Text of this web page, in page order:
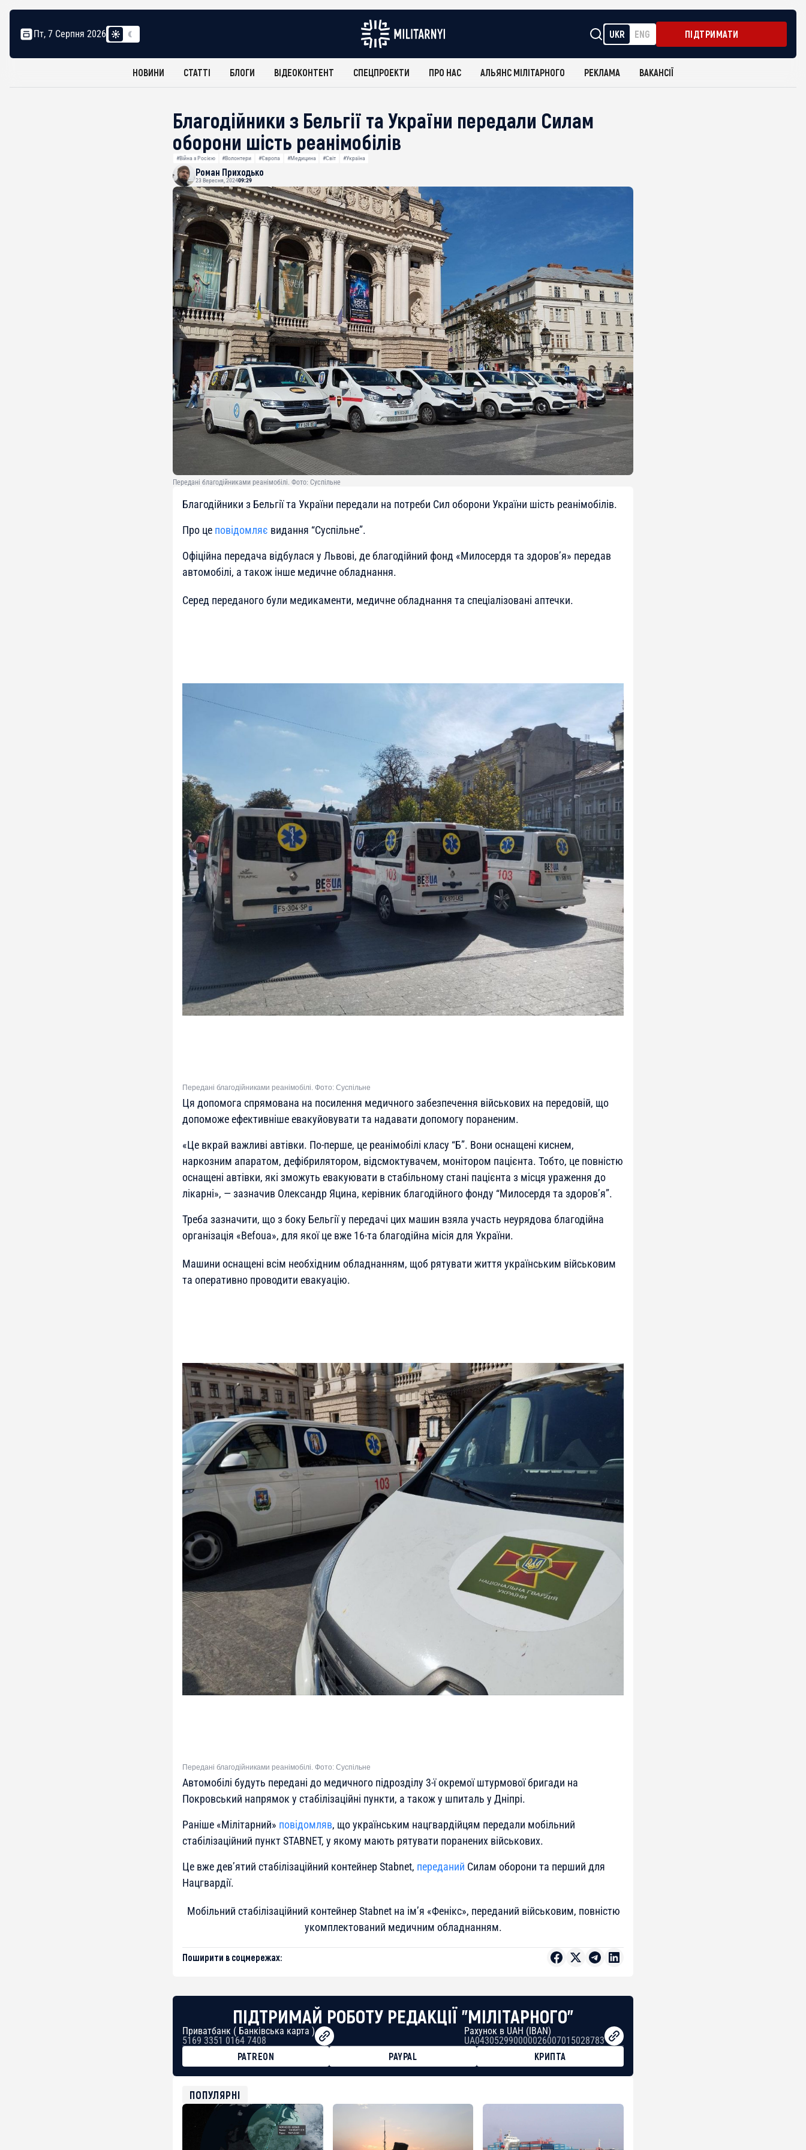
Пт, 7 Серпня 2026 UKR ENG ПІДТРИМАТИ
НОВИНИ СТАТТІ БЛОГИ ВІДЕОКОНТЕНТ СПЕЦПРОЕКТИ ПРО НАС АЛЬЯНС МІЛІТАРНОГО РЕКЛАМА ВАКАНСІЇ
Благодійники з Бельгії та України передали Силам
оборони шість реанімобілів
#Війна з Росією #Волонтери #Європа #Медицина #Світ #Україна
Роман Приходько
23 Вересня, 202409:29
Передані благодійниками реанімобілі. Фото: Суспільне
Благодійники з Бельгії та України передали на потреби Сил оборони України шість реанімобілів.
Про це повідомляє видання “Суспільне”.
Офіційна передача відбулася у Львові, де благодійний фонд «Милосердя та здоров’я» передав
автомобілі, а також інше медичне обладнання.
Серед переданого були медикаменти, медичне обладнання та спеціалізовані аптечки.
Передані благодійниками реанімобілі. Фото: Суспільне
Ця допомога спрямована на посилення медичного забезпечення військових на передовій, що
допоможе ефективніше евакуйовувати та надавати допомогу пораненим.
«Це вкрай важливі автівки. По-перше, це реанімобілі класу “Б”. Вони оснащені киснем,
наркозним апаратом, дефібрилятором, відсмоктувачем, монітором пацієнта. Тобто, це повністю
оснащені автівки, які зможуть евакуювати в стабільному стані пацієнта з місця ураження до
лікарні», — зазначив Олександр Яцина, керівник благодійного фонду “Милосердя та здоров’я”.
Треба зазначити, що з боку Бельгії у передачі цих машин взяла участь неурядова благодійна
організація «Befoua», для якої це вже 16-та благодійна місія для України.
Машини оснащені всім необхідним обладнанням, щоб рятувати життя українським військовим
та оперативно проводити евакуацію.
Передані благодійниками реанімобілі. Фото: Суспільне
Автомобілі будуть передані до медичного підрозділу 3-ї окремої штурмової бригади на
Покровський напрямок у стабілізаційні пункти, а також у шпиталь у Дніпрі.
Раніше «Мілітарний» повідомляв, що українським нацгвардійцям передали мобільний
стабілізаційний пункт STABNET, у якому мають рятувати поранених військових.
Це вже дев’ятий стабілізаційний контейнер Stabnet, переданий Силам оборони та перший для
Нацгвардії.
Мобільний стабілізаційний контейнер Stabnet на ім’я «Фенікс», переданий військовим, повністю
укомплектований медичним обладнанням.
Поширити в соцмережах:
ПІДТРИМАЙ РОБОТУ РЕДАКЦІЇ "МІЛІТАРНОГО"
Приватбанк ( Банківська карта )
5169 3351 0164 7408
Рахунок в UAH (IBAN)
UA043052990000026007015028783
PATREON
PAYPAL
КРИПТА
USDT
0x8676644fA7B6d328310283cAC1065Ae01d97CEe7
ETH
0xfD02863D3289416fcF50975c9DFda13623f97758
ПОПУЛЯРНІ